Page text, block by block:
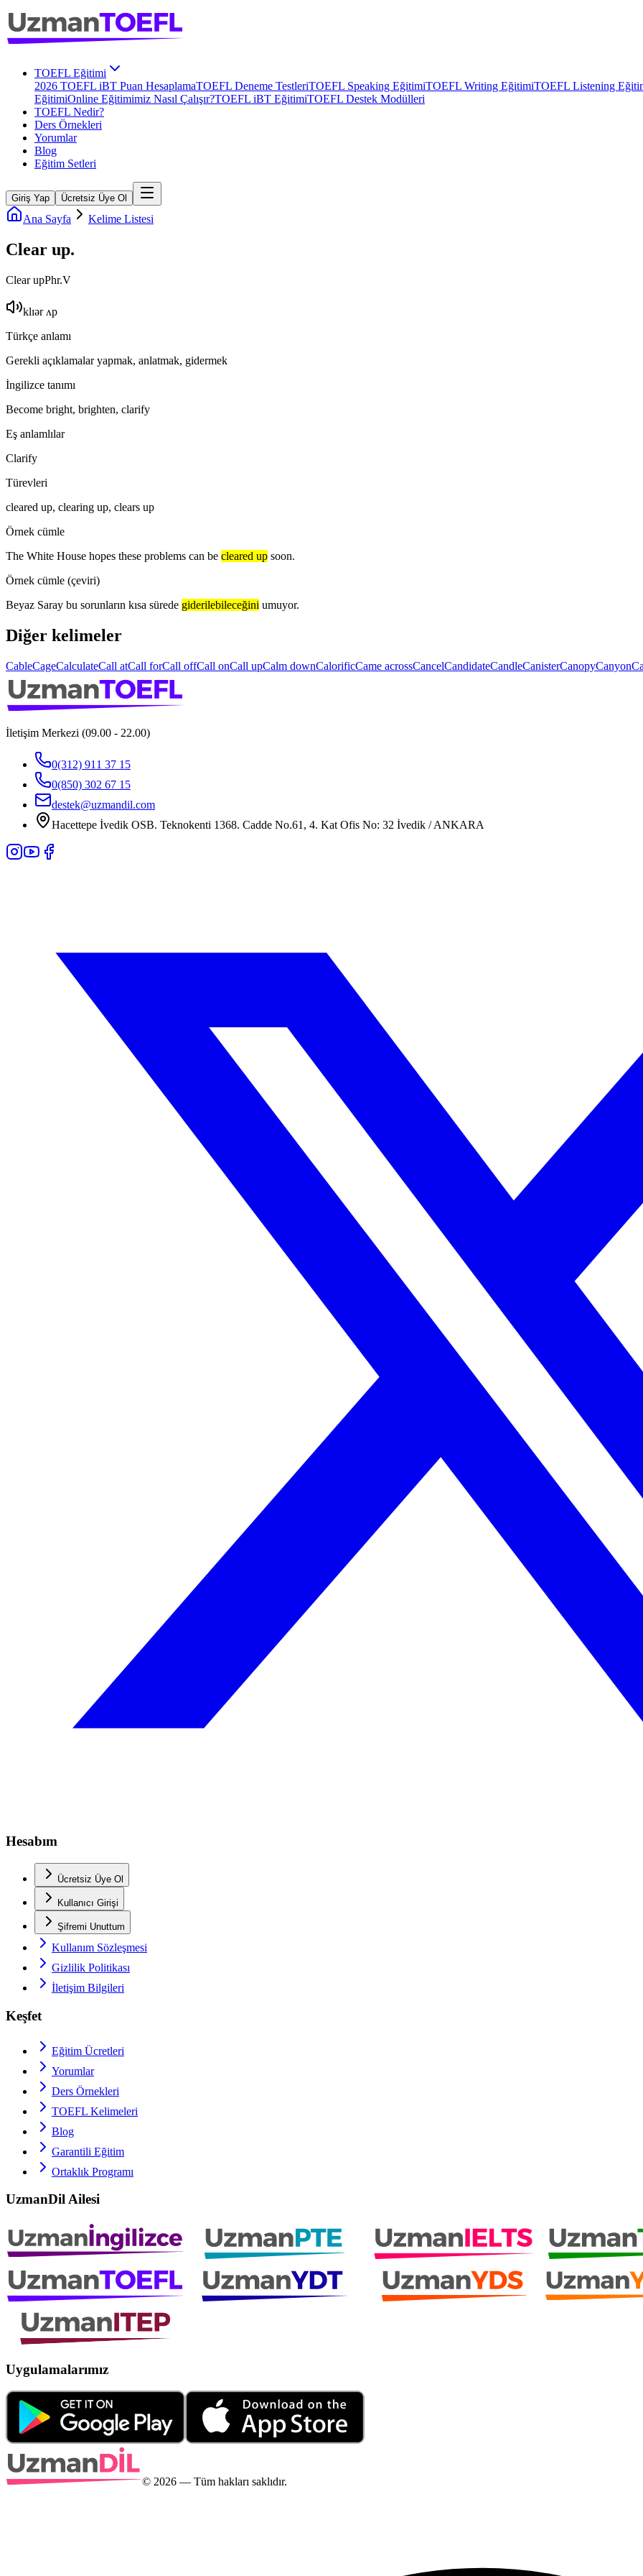
TOEFL Eğitimi
2026 TOEFL iBT Puan HesaplamaTOEFL Deneme TestleriTOEFL Speaking EğitimiTOEFL Writing EğitimiTOEFL Listening
EğitimiOnline Eğitimimiz Nasıl Çalışır?TOEFL iBT EğitimiTOEFL Destek Modülleri
TOEFL Nedir?
Ders Örnekleri
Yorumlar
Blog
Eğitim Setleri
Giriş Yap Ücretsiz Üye Ol
Ana Sayfa Kelime Listesi
Clear up.
Clear upPhr.V
klɪər ʌp
Türkçe anlamı
Gerekli açıklamalar yapmak, anlatmak, gidermek
İngilizce tanımı
Become bright, brighten, clarify
Eş anlamlılar
Clarify
Türevleri
cleared up, clearing up, clears up
Örnek cümle
The White House hopes these problems can be cleared up soon.
Örnek cümle (çeviri)
Beyaz Saray bu sorunların kısa sürede giderilebileceğini umuyor.
Diğer kelimeler
CableCageCalculateCall atCall forCall offCall onCall upCalm downCalorificCame acrossCancelCandidateCandleCanisterCanopyCanyon
İletişim Merkezi (09.00 - 22.00)
0(312) 911 37 15
0(850) 302 67 15
destek@uzmandil.com
Hacettepe İvedik OSB. Teknokenti 1368. Cadde No.61, 4. Kat Ofis No: 32 İvedik / ANKARA
Hesabım
Ücretsiz Üye Ol
Kullanıcı Girişi
Şifremi Unuttum
Kullanım Sözleşmesi
Gizlilik Politikası
İletişim Bilgileri
Keşfet
Eğitim Ücretleri
Yorumlar
Ders Örnekleri
TOEFL Kelimeleri
Blog
Garantili Eğitim
Ortaklık Programı
UzmanDil Ailesi
Uygulamalarımız
© 2026 — Tüm hakları saklıdır.